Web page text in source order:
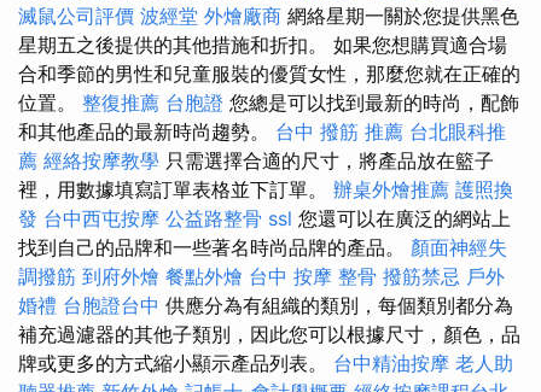
滅鼠公司評價 波經堂 外燴廠商 網絡星期一關於您提供黑色
星期五之後提供的其他措施和折扣。 如果您想購買適合場
合和季節的男性和兒童服裝的優質女性，那麼您就在正確的
位置。 整復推薦 台胞證 您總是可以找到最新的時尚，配飾
和其他產品的最新時尚趨勢。 台中 撥筋 推薦 台北眼科推
薦 經絡按摩教學 只需選擇合適的尺寸，將產品放在籃子
裡，用數據填寫訂單表格並下訂單。 辦桌外燴推薦 護照換
發 台中西屯按摩 公益路整骨 ssl 您還可以在廣泛的網站上
找到自己的品牌和一些著名時尚品牌的產品。 顏面神經失
調撥筋 到府外燴 餐點外燴 台中 按摩 整骨 撥筋禁忌 戶外
婚禮 台胞證台中 供應分為有組織的類別，每個類別都分為
補充過濾器的其他子類別，因此您可以根據尺寸，顏色，品
牌或更多的方式縮小顯示產品列表。 台中精油按摩 老人助